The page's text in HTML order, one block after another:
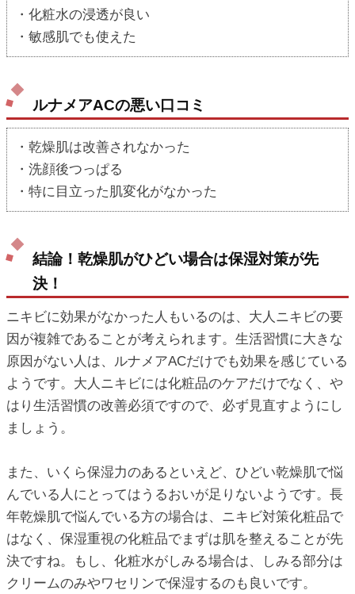
・化粧水の浸透が良い
・敏感肌でも使えた
ルナメアACの悪い口コミ
・乾燥肌は改善されなかった
・洗顔後つっぱる
・特に目立った肌変化がなかった
結論！乾燥肌がひどい場合は保湿対策が先
決！
ニキビに効果がなかった人もいるのは、大人ニキビの要
因が複雑であることが考えられます。生活習慣に大きな
原因がない人は、ルナメアACだけでも効果を感じている
ようです。大人ニキビには化粧品のケアだけでなく、や
はり生活習慣の改善必須ですので、必ず見直すようにし
ましょう。
また、いくら保湿力のあるといえど、ひどい乾燥肌で悩
んでいる人にとってはうるおいが足りないようです。長
年乾燥肌で悩んでいる方の場合は、ニキビ対策化粧品で
はなく、保湿重視の化粧品でまずは肌を整えることが先
決ですね。もし、化粧水がしみる場合は、しみる部分は
クリームのみやワセリンで保湿するのも良いです。